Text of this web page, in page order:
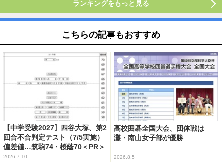
ランキングをもっと見る
こちらの記事もおすすめ
【中学受験2027】四谷大塚、第2
回合不合判定テスト（7/5実施）
偏差値…筑駒74・桜蔭70＜PR＞
2026.7.10
高校囲碁全国大会、団体戦は
灘・南山女子部が優勝
2026.8.5